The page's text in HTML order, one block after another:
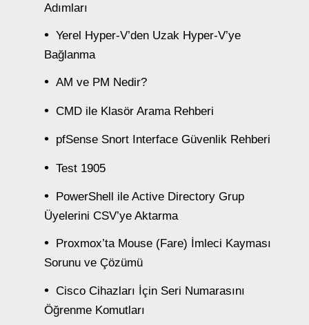
Adımları
Yerel Hyper-V’den Uzak Hyper-V’ye
Bağlanma
AM ve PM Nedir?
CMD ile Klasör Arama Rehberi
pfSense Snort Interface Güvenlik Rehberi
Test 1905
PowerShell ile Active Directory Grup
Üyelerini CSV’ye Aktarma
Proxmox’ta Mouse (Fare) İmleci Kayması
Sorunu ve Çözümü
Cisco Cihazları İçin Seri Numarasını
Öğrenme Komutları